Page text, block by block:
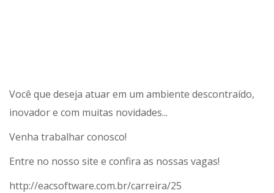
Você que deseja atuar em um ambiente descontraído,
inovador e com muitas novidades...
Venha trabalhar conosco!
Entre no nosso site e confira as nossas vagas!
http://eacsoftware.com.br/carreira/25